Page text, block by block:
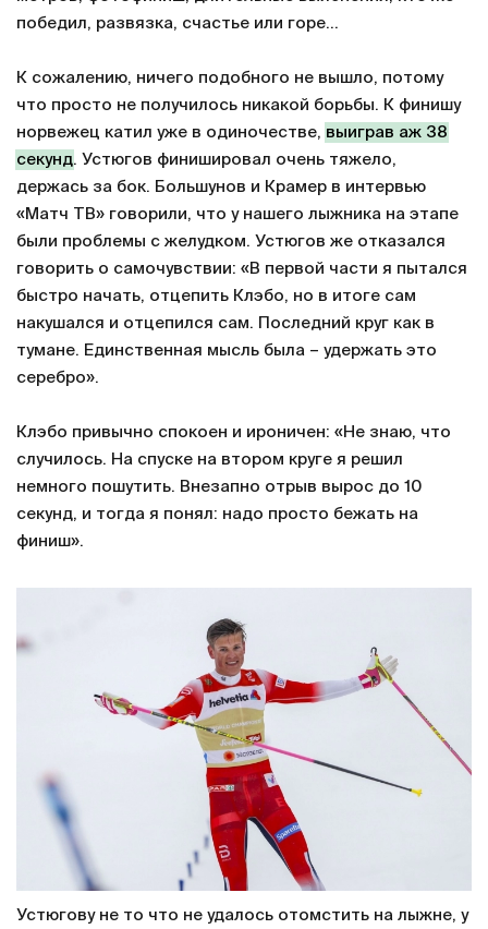
победил, развязка, счастье или горе…
К сожалению, ничего подобного не вышло, потому
что просто не получилось никакой борьбы. К финишу
норвежец катил уже в одиночестве, выиграв аж 38
секунд. Устюгов финишировал очень тяжело,
держась за бок. Большунов и Крамер в интервью
«Матч ТВ» говорили, что у нашего лыжника на этапе
были проблемы с желудком. Устюгов же отказался
говорить о самочувствии: «В первой части я пытался
быстро начать, отцепить Клэбо, но в итоге сам
накушался и отцепился сам. Последний круг как в
тумане. Единственная мысль была – удержать это
серебро».
Клэбо привычно спокоен и ироничен: «Не знаю, что
случилось. На спуске на втором круге я решил
немного пошутить. Внезапно отрыв вырос до 10
секунд, и тогда я понял: надо просто бежать на
финиш».
Устюгову не то что не удалось отомстить на лыжне, у